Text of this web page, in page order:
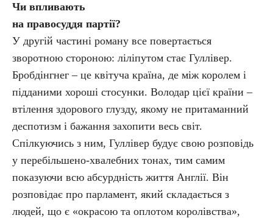
Чи впливають
на правосуддя партії?
У другій частині роману все повертається
зворотною стороною: ліліпутом стає Гуллівер.
Бробдінгнег – це квітуча країна, де між королем і
підданими хороші стосунки. Володар цієї країни –
втілення здорового глузду, якому не притаманний
деспотизм і бажання захопити весь світ.
Спілкуючись з ним, Гуллівер будує свою розповідь
у перебільшено-хвалебних тонах, тим самим
показуючи всю абсурдність життя Англії. Він
розповідає про парламент, який складається з
людей, що є «окрасою та оплотом королівства»,